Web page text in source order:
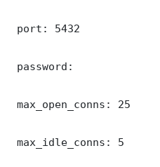
port: 5432
password:
max_open_conns: 25
max_idle_conns: 5